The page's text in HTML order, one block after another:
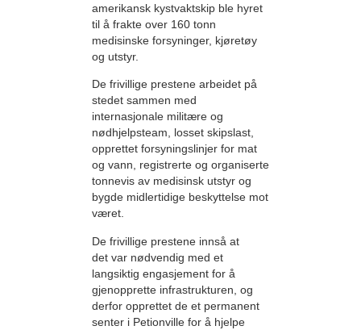
amerikansk kystvaktskip ble hyret
til å frakte over 160 tonn
medisinske forsyninger, kjøretøy
og utstyr.
De frivillige prestene arbeidet på
stedet sammen med
internasjonale militære og
nødhjelpsteam, losset skipslast,
opprettet forsyningslinjer for mat
og vann, registrerte og organiserte
tonnevis av medisinsk utstyr og
bygde midlertidige beskyttelse mot
været.
De frivillige prestene innså at
det var nødvendig med et
langsiktig engasjement for å
gjenopprette infrastrukturen, og
derfor opprettet de et permanent
senter i Petionville for å hjelpe